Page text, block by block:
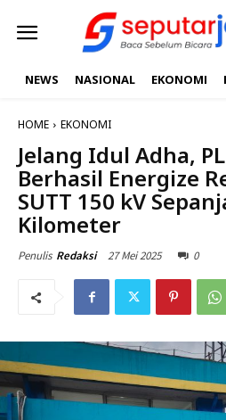
NEWS NASIONAL EKONOMI
HOME EKONOMI
Jelang Idul Adha,
Berhasil Energize
SUTT 150 kV
Kilometer
Penulis Redaksi 27 Mei 2025 0